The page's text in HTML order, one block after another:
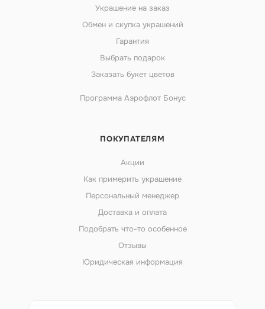
Украшение на заказ
Обмен и скупка украшений
Гарантия
Выбрать подарок
Заказать букет цветов
Программа Аэрофлот Бонус
ПОКУПАТЕЛЯМ
Акции
Как примерить украшение
Персональный менеджер
Доставка и оплата
Подобрать что-то особенное
Отзывы
Юридическая информация